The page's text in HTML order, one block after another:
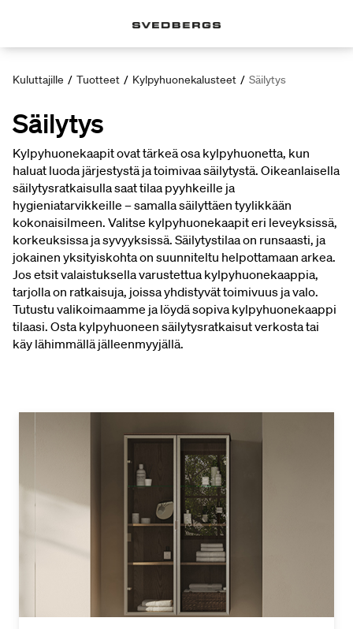
Kuluttajille / Tuotteet / Kylpyhuonekalusteet / Säilytys
Säilytys
Kylpyhuonekaapit ovat tärkeä osa kylpyhuonetta, kun
haluat luoda järjestystä ja toimivaa säilytystä. Oikeanlaisella
säilytysratkaisulla saat tilaa pyyhkeille ja
hygieniatarvikkeille – samalla säilyttäen tyylikkään
kokonaisilmeen. Valitse kylpyhuonekaapit eri leveyksissä,
korkeuksissa ja syvyyksissä. Säilytystilaa on runsaasti, ja
jokainen yksityiskohta on suunniteltu helpottamaan arkea.
Jos etsit valaistuksella varustettua kylpyhuonekaappia,
tarjolla on ratkaisuja, joissa yhdistyvät toimivuus ja valo.
Tutustu valikoimaamme ja löydä sopiva kylpyhuonekaappi
tilaasi. Osta kylpyhuoneen säilytysratkaisut verkosta tai
käy lähimmällä jälleenmyyjällä.